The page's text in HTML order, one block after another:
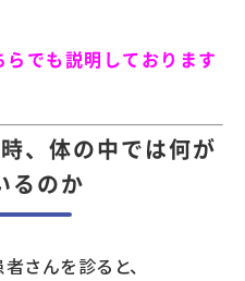
でも説明しております
、体の中では何が
るのか
さんを診ると、